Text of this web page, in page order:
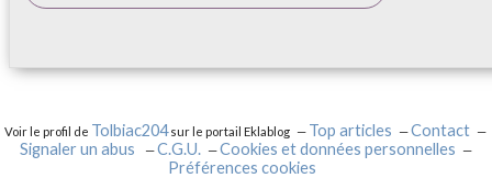
Voir le profil de Tolbiac204sur le portail Eklablog Top articles
Contact
Signaler un abus
C.G.U.
Cookies et données personnelles
Préférences cookies